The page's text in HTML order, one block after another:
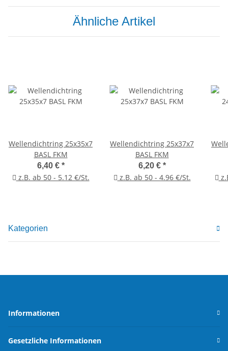
Ähnliche Artikel
Wellendichtring 25x35x7
BASL FKM
6,40 € *
z.B. ab 50 - 5.12 €/St.
Wellendichtring 25x37x7
BASL FKM
6,20 € *
z.B. ab 50 - 4.96 €/St.
Kategorien
Informationen
Gesetzliche Informationen